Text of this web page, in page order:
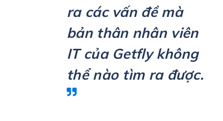
ra các vấn đề mà
bản thân nhân viên
IT của Getfly không
thể nào tìm ra được.